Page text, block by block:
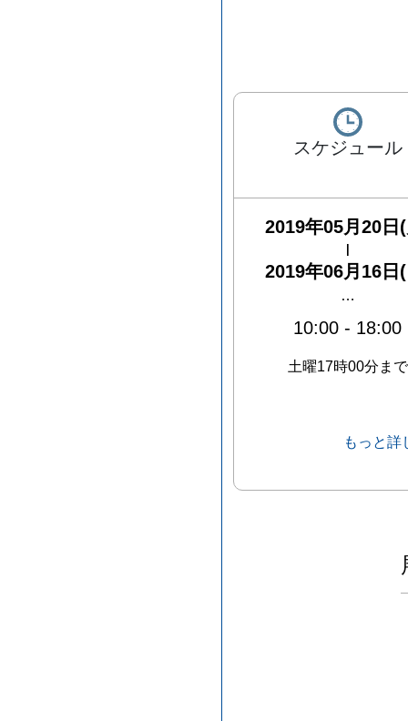
スケジュール
2019年05月20日
2019年06月16日
…
10:00 - 18:00
土曜17時00分まで
もっと詳